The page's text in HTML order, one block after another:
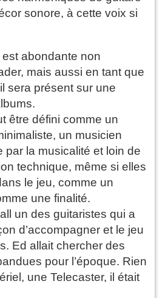
sonore, à cette voix si
abondante non
mais aussi en tant que
sera présent sur une
être défini comme un
un musicien
par la musicalité et loin de
technique, même si elles
le jeu, comme un
une finalité.
un des guitaristes qui a
d’accompagner et le jeu
Ed allait chercher des
pour l’époque. Rien
une Telecaster, il était